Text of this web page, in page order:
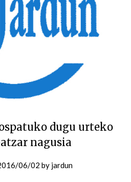
dugu urteko
nagusia
06/02 by jardun